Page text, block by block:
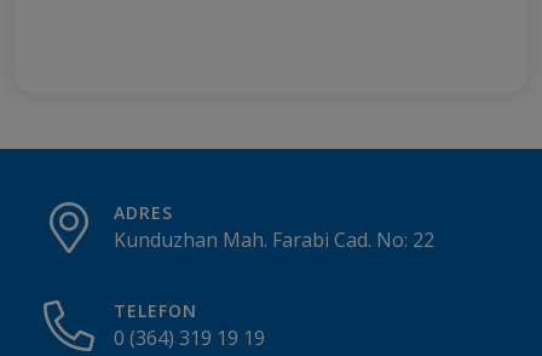
ADRES
Kunduzhan Mah. Farabi Cad. No: 22
TELEFON
0 (364) 319 19 19